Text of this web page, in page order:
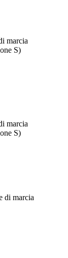
marcia
S)
marcia
S)
di marcia